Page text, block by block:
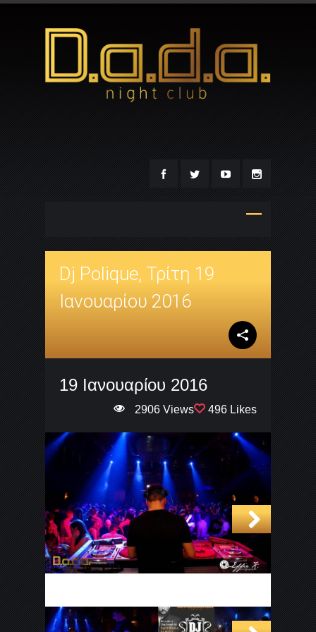
Dj Polique, Τρίτη 19
Ιανουαρίου 2016
19 Ιανουαρίου 2016
496 Likes
2906 Views
Next